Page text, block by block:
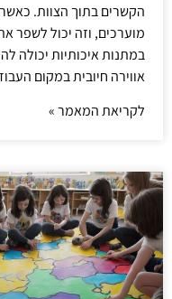
הקשרים בתוך הצוות.
מוערכים, וזה יכול לשפר
במתנות איכותיות יכולה
אווירה חיובית במקום
לקריאת המאמר »